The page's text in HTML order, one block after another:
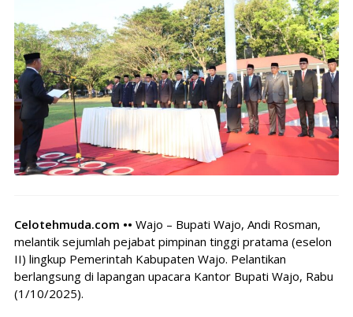
Celotehmuda.com •• Wajo – Bupati Wajo, Andi Rosman,
melantik sejumlah pejabat pimpinan tinggi pratama (eselon
II) lingkup Pemerintah Kabupaten Wajo. Pelantikan
berlangsung di lapangan upacara Kantor Bupati Wajo, Rabu
(1/10/2025).